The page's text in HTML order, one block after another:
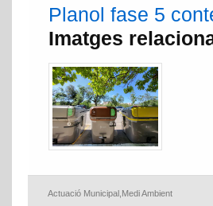
Planol fase 5
Imatges
Actuació Municipal Medi Ambient